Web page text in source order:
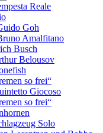
Reale
Goh
Amalfitano
Busch
Belousov
so frei“
Giocoso
so frei“
Solo